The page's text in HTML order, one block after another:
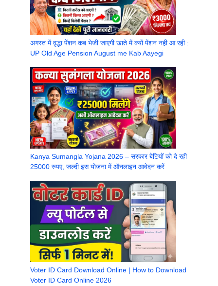
अगस्त में वृद्धा पेंशन कब भेजी जाएगी खाते में क्यों पेंशन नही आ रही :
UP Old Age Pension August me Kab Aayegi
Kanya Sumangla Yojana 2026 – सरकार बेटियों को दे रही
25000 रुपए, जल्दी इस योजना में ऑनलाइन आवेदन करें
Voter ID Card Download Online | How to Download
Voter ID Card Online 2026